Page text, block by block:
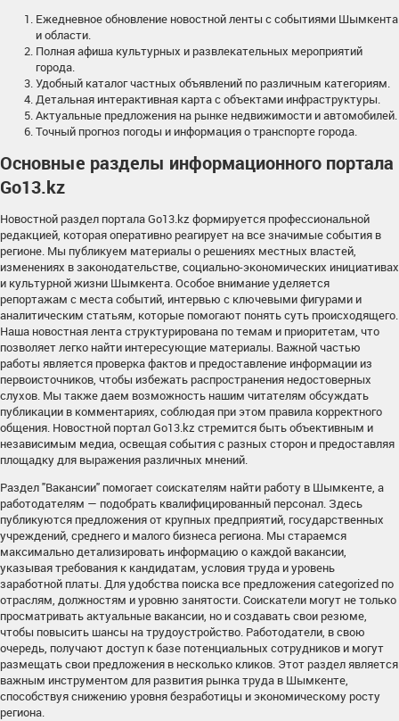
Ежедневное обновление новостной ленты с событиями Шымкента
и области.
Полная афиша культурных и развлекательных мероприятий
города.
Удобный каталог частных объявлений по различным категориям.
Детальная интерактивная карта с объектами инфраструктуры.
Актуальные предложения на рынке недвижимости и автомобилей.
Точный прогноз погоды и информация о транспорте города.
Основные разделы информационного портала
Go13.kz
Новостной раздел портала Go13.kz формируется профессиональной
редакцией, которая оперативно реагирует на все значимые события в
регионе. Мы публикуем материалы о решениях местных властей,
изменениях в законодательстве, социально-экономических инициативах
и культурной жизни Шымкента. Особое внимание уделяется
репортажам с места событий, интервью с ключевыми фигурами и
аналитическим статьям, которые помогают понять суть происходящего.
Наша новостная лента структурирована по темам и приоритетам, что
позволяет легко найти интересующие материалы. Важной частью
работы является проверка фактов и предоставление информации из
первоисточников, чтобы избежать распространения недостоверных
слухов. Мы также даем возможность нашим читателям обсуждать
публикации в комментариях, соблюдая при этом правила корректного
общения. Новостной портал Go13.kz стремится быть объективным и
независимым медиа, освещая события с разных сторон и предоставляя
площадку для выражения различных мнений.
Раздел "Вакансии" помогает соискателям найти работу в Шымкенте, а
работодателям — подобрать квалифицированный персонал. Здесь
публикуются предложения от крупных предприятий, государственных
учреждений, среднего и малого бизнеса региона. Мы стараемся
максимально детализировать информацию о каждой вакансии,
указывая требования к кандидатам, условия труда и уровень
заработной платы. Для удобства поиска все предложения categorized по
отраслям, должностям и уровню занятости. Соискатели могут не только
просматривать актуальные вакансии, но и создавать свои резюме,
чтобы повысить шансы на трудоустройство. Работодатели, в свою
очередь, получают доступ к базе потенциальных сотрудников и могут
размещать свои предложения в несколько кликов. Этот раздел является
важным инструментом для развития рынка труда в Шымкенте,
способствуя снижению уровня безработицы и экономическому росту
региона.